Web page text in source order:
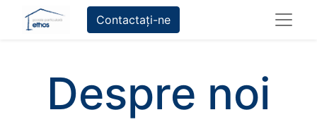
Contactați-ne
Despre noi